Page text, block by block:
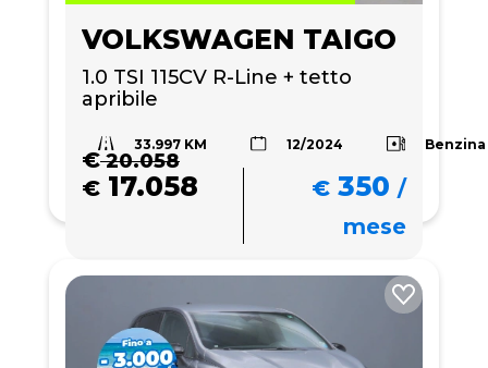
VOLKSWAGEN TAIGO
1.0 TSI 115CV R-Line + tetto
apribile
33.997 KM 12/2024 Benzina
€20.058
€ 17.058 € 350 /
mese